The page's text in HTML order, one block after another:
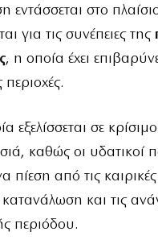
εντάσσεται στο
για τις συνέπειες της
, η οποία έχει
περιοχές.
εξελίσσεται σε
καθώς οι υδατικοί
πίεση από τις
και τις
περιόδου.